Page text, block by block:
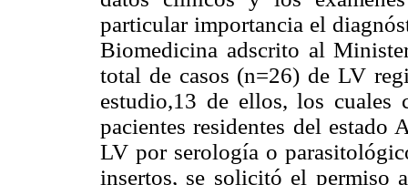
particular importancia el
Biomedicina adscrito al
total de casos (n=26) de LV
estudio,13 de ellos, los
pacientes residentes del estado
LV por serología o
insertos, se solicitó el permiso